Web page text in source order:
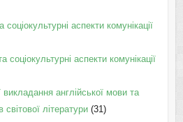
соціокультурні аспекти комунікації
та соціокультурні аспекти комунікації
викладання англійської мови та
світової літератури(31)